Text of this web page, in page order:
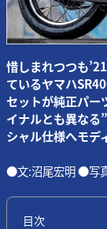
惜しまれつつも
ているヤマハ
セットが純正パー
イナルとも異なる
シャル仕様へモデ
●文:沼尾宏明 ●写
目次